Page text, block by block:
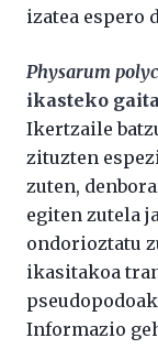
izatea espero
Physarum
ikasteko
Ikertzaile
zituzten
zuten,
egiten zutela
ondorioztatu
ikasitakoa
Informazio